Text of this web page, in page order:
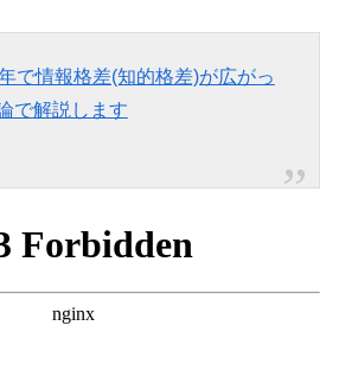
で情報格差(知的格差)が広がっ
で解説します